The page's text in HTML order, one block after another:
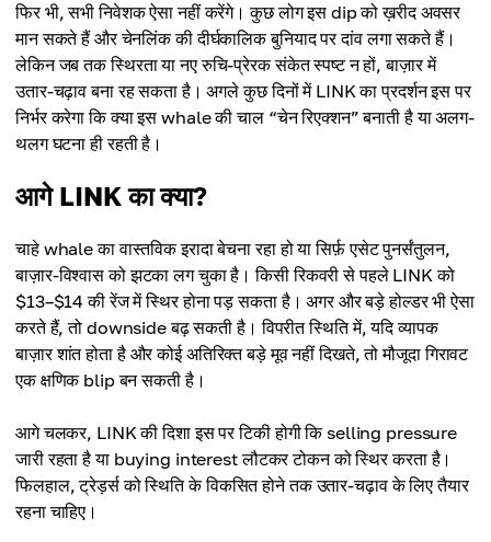
फिर भी, सभी निवेशक ऐसा नहीं करेंगे। कुछ लोग इस dip को ख़रीद अवसर
मान सकते हैं और चेनलिंक की दीर्घकालिक बुनियाद पर दांव लगा सकते हैं।
लेकिन जब तक स्थिरता या नए रुचि-प्रेरक संकेत स्पष्ट न हों, बाज़ार में
उतार-चढ़ाव बना रह सकता है। अगले कुछ दिनों में LINK का प्रदर्शन इस पर
निर्भर करेगा कि क्या इस whale की चाल “चेन रिएक्शन” बनाती है या अलग-
थलग घटना ही रहती है।
आगे LINK का क्या?
चाहे whale का वास्तविक इरादा बेचना रहा हो या सिर्फ़ एसेट पुनर्संतुलन,
बाज़ार-विश्वास को झटका लग चुका है। किसी रिकवरी से पहले LINK को
$13–$14 की रेंज में स्थिर होना पड़ सकता है। अगर और बड़े होल्डर भी ऐसा
करते हैं, तो downside बढ़ सकती है। विपरीत स्थिति में, यदि व्यापक
बाज़ार शांत होता है और कोई अतिरिक्त बड़े मूव नहीं दिखते, तो मौजूदा गिरावट
एक क्षणिक blip बन सकती है।
आगे चलकर, LINK की दिशा इस पर टिकी होगी कि selling pressure
जारी रहता है या buying interest लौटकर टोकन को स्थिर करता है।
फिलहाल, ट्रेड़र्स को स्थिति के विकसित होने तक उतार-चढ़ाव के लिए तैयार
रहना चाहिए।